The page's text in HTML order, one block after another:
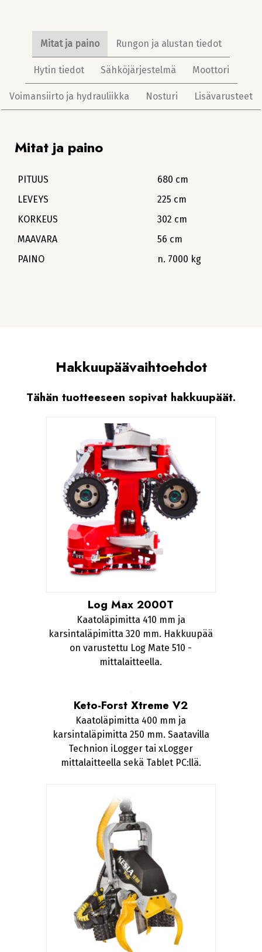
Mitat ja paino Rungon ja alustan tiedot
Hytin tiedot Sähköjärjestelmä Moottori
Voimansiirto ja hydrauliikka Nosturi Lisävarusteet
Mitat ja paino
PITUUS
680 cm
LEVEYS
225 cm
KORKEUS
302 cm
MAAVARA
56 cm
PAINO
n. 7000 kg
Hakkuupäävaihtoehdot
Tähän tuotteeseen sopivat hakkuupäät.
Log Max 2000T
Kaatoläpimitta 410 mm ja
karsintaläpimitta 320 mm. Hakkuupää
on varustettu Log Mate 510 -
mittalaitteella.
Keto-Forst Xtreme V2
Kaatoläpimitta 400 mm ja
karsintaläpimitta 250 mm. Saatavilla
Technion iLogger tai xLogger
mittalaitteella sekä Tablet PC:llä.